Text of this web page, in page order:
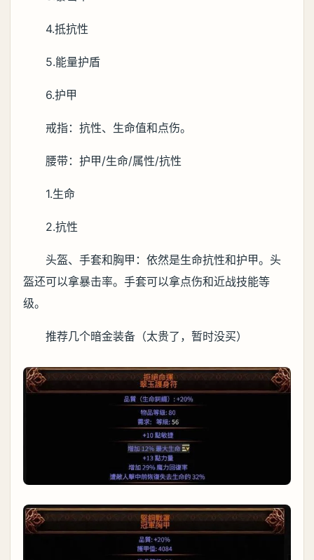
4.抵抗性
5.能量护盾
6.护甲
戒指：抗性、生命值和点伤。
腰带：护甲/生命/属性/抗性
1.生命
2.抗性
头盔、手套和胸甲：依然是生命抗性和护甲。头
盔还可以拿暴击率。手套可以拿点伤和近战技能等
级。
推荐几个暗金装备（太贵了，暂时没买）